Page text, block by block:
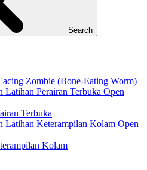
Search
Zombie (Bone-Eating Worm)
Latihan Perairan Terbuka Open
Terbuka
Latihan Keterampilan Kolam Open
Kolam